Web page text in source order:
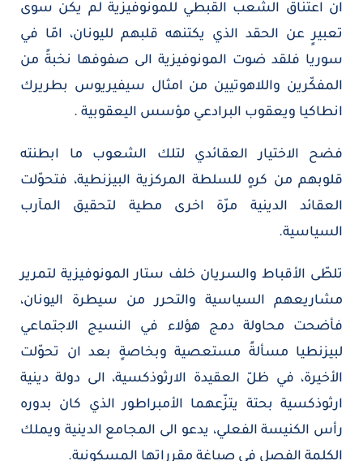
ان اعتناق الشعب القبطي للمونوفيزية لم يكن سوى
تعبيرٍ عن الحقد الذي يكتنهه قلبهم لليونان، امّا في
سوريا فلقد ضوت المونوفيزية الى صفوفها نخبةً من
المفكّرين واللاهوتيين من امثال سيفيريوس بطريرك
انطاكيا ويعقوب البرادعي مؤسس اليعقوبية .
فضح الاختيار العقائدي لتلك الشعوب ما ابطنته
قلوبهم من كرهٍ للسلطة المركزية البيزنطية، فتحوّلت
العقائد الدينية مرّة اخرى مطية لتحقيق المآرب
السياسية.
تلطّى الأقباط والسريان خلف ستار المونوفيزية لتمرير
مشاريعهم السياسية والتحرر من سيطرة اليونان،
فأضحت محاولة دمج هؤلاء في النسيج الاجتماعي
لبيزنطيا مسألةً مستعصية وبخاصةٍ بعد ان تحوّلت
الأخيرة، في ظلّ العقيدة الارثوذكسية، الى دولة دينية
ارثوذكسية بحتة يتزّعهما الأمبراطور الذي كان بدوره
رأس الكنيسة الفعلي، يدعو الى المجامع الدينية ويملك
الكلمة الفصل في صياغة مقرراتها المسكونية.